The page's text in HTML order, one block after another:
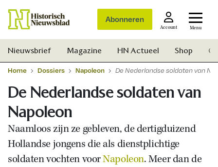
Abonneren
Account Menu
Nieuwsbrief Magazine HN Actueel Shop
Home Dossiers Napoleon De Nederlandse soldaten van
De Nederlandse soldaten van
Napoleon
Naamloos zijn ze gebleven, de dertigduizend
Hollandse jongens die als dienstplichtige
soldaten vochten voorNapoleon. Meer dan de